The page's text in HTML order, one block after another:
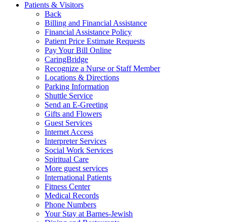
Patients & Visitors
Back
Billing and Financial Assistance
Financial Assistance Policy
Patient Price Estimate Requests
Pay Your Bill Online
CaringBridge
Recognize a Nurse or Staff Member
Locations & Directions
Parking Information
Shuttle Service
Send an E-Greeting
Gifts and Flowers
Guest Services
Internet Access
Interpreter Services
Social Work Services
Spiritual Care
More guest services
International Patients
Fitness Center
Medical Records
Phone Numbers
Your Stay at Barnes-Jewish